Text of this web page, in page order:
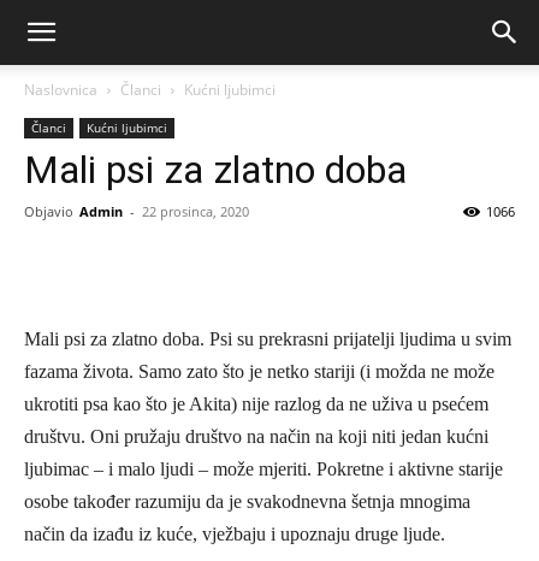
Naslovnica Članci Kućni ljubimci
Članci Kućni ljubimci
Mali psi za zlatno doba
Objavio Admin - 22 prosinca, 2020 1066
Mali psi za zlatno doba. Psi su prekrasni prijatelji ljudima u svim
fazama života. Samo zato što je netko stariji (i možda ne može
ukrotiti psa kao što je Akita) nije razlog da ne uživa u psećem
društvu. Oni pružaju društvo na način na koji niti jedan kućni
ljubimac – i malo ljudi – može mjeriti. Pokretne i aktivne starije
osobe također razumiju da je svakodnevna šetnja mnogima
način da izađu iz kuće, vježbaju i upoznaju druge ljude.